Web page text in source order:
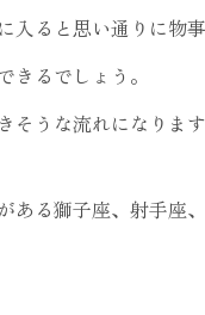
入ると思い通りに物
きるでしょう。
そうな流れになります
ある獅子座、射手座